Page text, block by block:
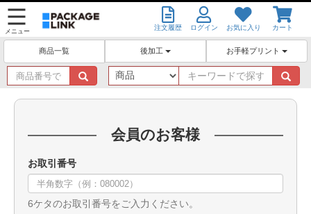
メニュー 注文履歴 ログイン お気に入り カート
商品一覧 後加工 お手軽プリント
商
品
番
キ
ー
ワ
会員のお客様
お取引番号
6ケタのお取引番号をご入力ください。